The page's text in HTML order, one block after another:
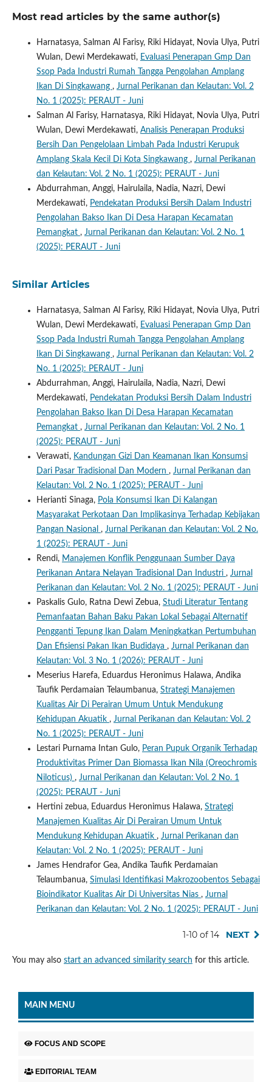
Most read articles by the same author(s)
Harnatasya, Salman Al Farisy, Riki Hidayat, Novia Ulya, Putri
Wulan, Dewi Merdekawati, Evaluasi Penerapan Gmp Dan
Ssop Pada Industri Rumah Tangga Pengolahan Amplang
Ikan Di Singkawang , Jurnal Perikanan dan Kelautan: Vol. 2
No. 1 (2025): PERAUT - Juni
Salman Al Farisy, Harnatasya, Riki Hidayat, Novia Ulya, Putri
Wulan, Dewi Merdekawati, Analisis Penerapan Produksi
Bersih Dan Pengelolaan Limbah Pada Industri Kerupuk
Amplang Skala Kecil Di Kota Singkawang , Jurnal Perikanan
dan Kelautan: Vol. 2 No. 1 (2025): PERAUT - Juni
Abdurrahman, Anggi, Hairulaila, Nadia, Nazri, Dewi
Merdekawati, Pendekatan Produksi Bersih Dalam Industri
Pengolahan Bakso Ikan Di Desa Harapan Kecamatan
Pemangkat , Jurnal Perikanan dan Kelautan: Vol. 2 No. 1
(2025): PERAUT - Juni
Similar Articles
Harnatasya, Salman Al Farisy, Riki Hidayat, Novia Ulya, Putri
Wulan, Dewi Merdekawati, Evaluasi Penerapan Gmp Dan
Ssop Pada Industri Rumah Tangga Pengolahan Amplang
Ikan Di Singkawang , Jurnal Perikanan dan Kelautan: Vol. 2
No. 1 (2025): PERAUT - Juni
Abdurrahman, Anggi, Hairulaila, Nadia, Nazri, Dewi
Merdekawati, Pendekatan Produksi Bersih Dalam Industri
Pengolahan Bakso Ikan Di Desa Harapan Kecamatan
Pemangkat , Jurnal Perikanan dan Kelautan: Vol. 2 No. 1
(2025): PERAUT - Juni
Verawati, Kandungan Gizi Dan Keamanan Ikan Konsumsi
Dari Pasar Tradisional Dan Modern , Jurnal Perikanan dan
Kelautan: Vol. 2 No. 1 (2025): PERAUT - Juni
Herianti Sinaga, Pola Konsumsi Ikan Di Kalangan
Masyarakat Perkotaan Dan Implikasinya Terhadap Kebijakan
Pangan Nasional , Jurnal Perikanan dan Kelautan: Vol. 2 No.
1 (2025): PERAUT - Juni
Rendi, Manajemen Konflik Penggunaan Sumber Daya
Perikanan Antara Nelayan Tradisional Dan Industri , Jurnal
Perikanan dan Kelautan: Vol. 2 No. 1 (2025): PERAUT - Juni
Paskalis Gulo, Ratna Dewi Zebua, Studi Literatur Tentang
Pemanfaatan Bahan Baku Pakan Lokal Sebagai Alternatif
Pengganti Tepung Ikan Dalam Meningkatkan Pertumbuhan
Dan Efisiensi Pakan Ikan Budidaya , Jurnal Perikanan dan
Kelautan: Vol. 3 No. 1 (2026): PERAUT - Juni
Meserius Harefa, Eduardus Heronimus Halawa, Andika
Taufik Perdamaian Telaumbanua, Strategi Manajemen
Kualitas Air Di Perairan Umum Untuk Mendukung
Kehidupan Akuatik , Jurnal Perikanan dan Kelautan: Vol. 2
No. 1 (2025): PERAUT - Juni
Lestari Purnama Intan Gulo, Peran Pupuk Organik Terhadap
Produktivitas Primer Dan Biomassa Ikan Nila (Oreochromis
Niloticus) , Jurnal Perikanan dan Kelautan: Vol. 2 No. 1
(2025): PERAUT - Juni
Hertini zebua, Eduardus Heronimus Halawa, Strategi
Manajemen Kualitas Air Di Perairan Umum Untuk
Mendukung Kehidupan Akuatik , Jurnal Perikanan dan
Kelautan: Vol. 2 No. 1 (2025): PERAUT - Juni
James Hendrafor Gea, Andika Taufik Perdamaian
Telaumbanua, Simulasi Identifikasi Makrozoobentos Sebagai
Bioindikator Kualitas Air Di Universitas Nias , Jurnal
Perikanan dan Kelautan: Vol. 2 No. 1 (2025): PERAUT - Juni
1-10 of 14 NEXT
You may also start an advanced similarity search for this article.
MAIN MENU
FOCUS AND SCOPE
EDITORIAL TEAM